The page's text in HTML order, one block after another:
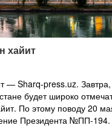
хайит
— Sharq-press.uz.
будет широко
По этому поводу 20
Президента №ПП-194.